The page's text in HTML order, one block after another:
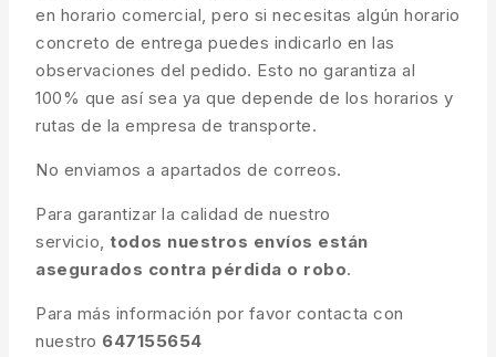
en horario comercial, pero si necesitas algún horario
concreto de entrega puedes indicarlo en las
observaciones del pedido. Esto no garantiza al
100% que así sea ya que depende de los horarios y
rutas de la empresa de transporte.
No enviamos a apartados de correos.
Para garantizar la calidad de nuestro
servicio, todos nuestros envíos están
asegurados contra pérdida o robo.
Para más información por favor contacta con
nuestro 647155654